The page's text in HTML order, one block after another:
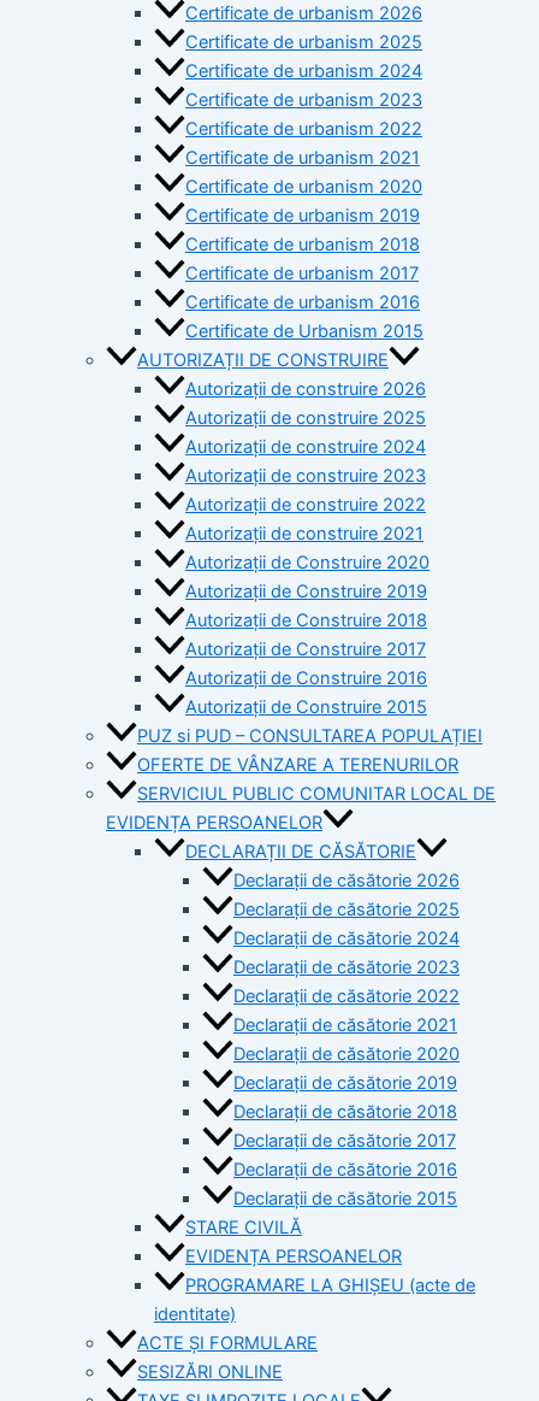
Certificate de urbanism 2026
Certificate de urbanism 2025
Certificate de urbanism 2024
Certificate de urbanism 2023
Certificate de urbanism 2022
Certificate de urbanism 2021
Certificate de urbanism 2020
Certificate de urbanism 2019
Certificate de urbanism 2018
Certificate de urbanism 2017
Certificate de urbanism 2016
Certificate de Urbanism 2015
AUTORIZAȚII DE CONSTRUIRE
Autorizații de construire 2026
Autorizații de construire 2025
Autorizații de construire 2024
Autorizații de construire 2023
Autorizații de construire 2022
Autorizații de construire 2021
Autorizații de Construire 2020
Autorizații de Construire 2019
Autorizaţii de Construire 2018
Autorizaţii de Construire 2017
Autorizaţii de Construire 2016
Autorizaţii de Construire 2015
PUZ si PUD – CONSULTAREA POPULAȚIEI
OFERTE DE VÂNZARE A TERENURILOR
SERVICIUL PUBLIC COMUNITAR LOCAL DE
EVIDENȚA PERSOANELOR
DECLARAȚII DE CĂSĂTORIE
Declarații de căsătorie 2026
Declarații de căsătorie 2025
Declarații de căsătorie 2024
Declarații de căsătorie 2023
Declarații de căsătorie 2022
Declarații de căsătorie 2021
Declarații de căsătorie 2020
Declarații de căsătorie 2019
Declarații de căsătorie 2018
Declarații de căsătorie 2017
Declarații de căsătorie 2016
Declarații de căsătorie 2015
STARE CIVILĂ
EVIDENȚA PERSOANELOR
PROGRAMARE LA GHIȘEU (acte de
identitate)
ACTE ȘI FORMULARE
SESIZĂRI ONLINE